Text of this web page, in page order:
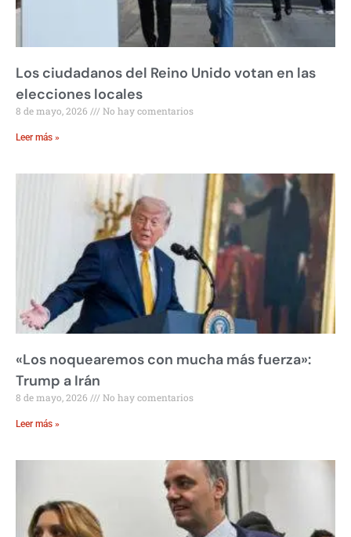
Los ciudadanos del Reino Unido votan en las
elecciones locales
8 de mayo, 2026 No hay comentarios
Leer más »
«Los noquearemos con mucha más fuerza»:
Trump a Irán
8 de mayo, 2026 No hay comentarios
Leer más »